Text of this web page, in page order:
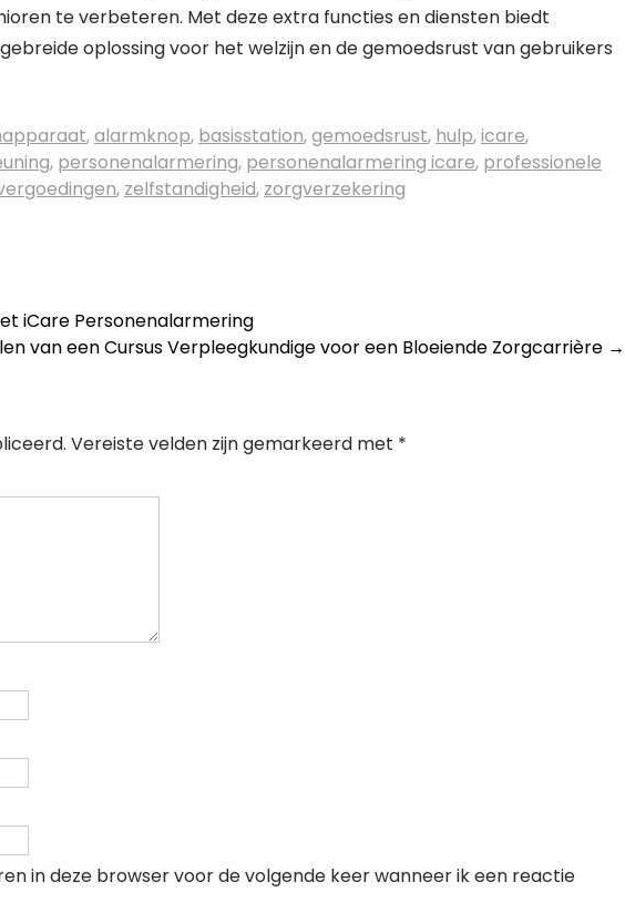
te verbeteren. Met deze extra functies en diensten biedt
oplossing voor het welzijn en de gemoedsrust van gebruikers
,alarmknop, basisstation,gemoedsrust, hulp,icare,
, personenalarmering, personenalarmering icare, professionele
, zelfstandigheid, zorgverzekering
iCare Personenalarmering
van een Cursus Verpleegkundige voor een Bloeiende Zorgcarrière →
Vereiste velden zijn gemarkeerd met *
in deze browser voor de volgende keer wanneer ik een reactie